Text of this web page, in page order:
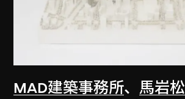
MAD建築事務所、 馬岩松